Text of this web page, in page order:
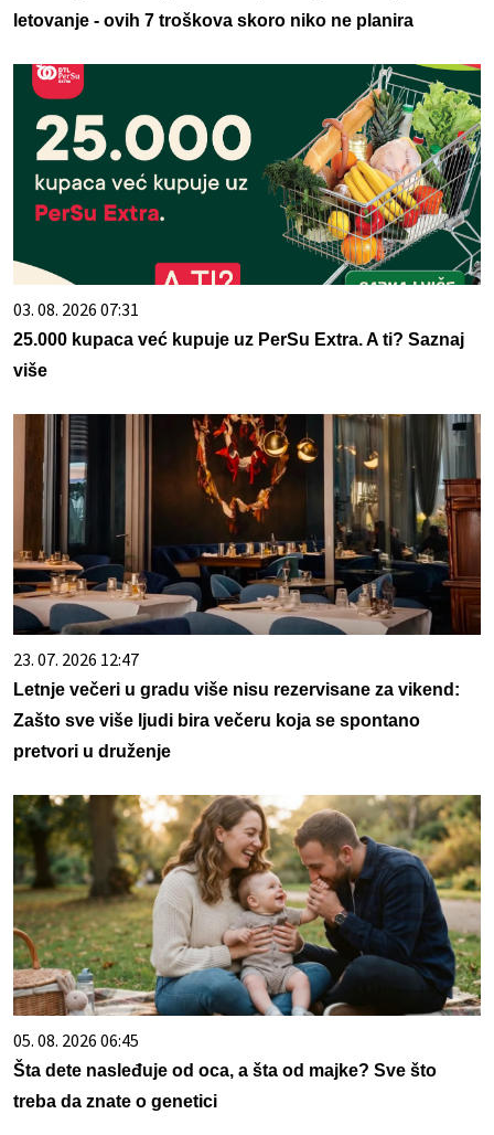
letovanje - ovih 7 troškova skoro niko ne planira
03. 08. 2026 07:31
25.000 kupaca već kupuje uz PerSu Extra. A ti? Saznaj
više
23. 07. 2026 12:47
Letnje večeri u gradu više nisu rezervisane za vikend:
Zašto sve više ljudi bira večeru koja se spontano
pretvori u druženje
05. 08. 2026 06:45
Šta dete nasleđuje od oca, a šta od majke? Sve što
treba da znate o genetici